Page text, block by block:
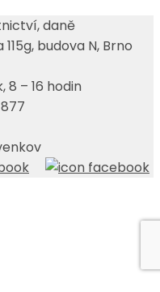
daně
budova N, Brno
– 16 hodin